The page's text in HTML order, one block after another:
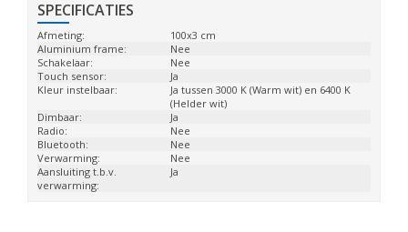
SPECIFICATIES
Afmeting:
100x3 cm
Aluminium frame:
Nee
Schakelaar:
Nee
Touch sensor:
Ja
Kleur instelbaar:
Ja tussen 3000 K (Warm wit) en 6400 K
(Helder wit)
Dimbaar:
Ja
Radio:
Nee
Bluetooth:
Nee
Verwarming:
Nee
Aansluiting t.b.v.
verwarming:
Ja